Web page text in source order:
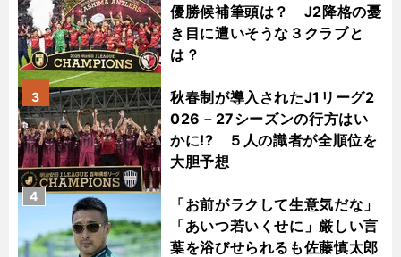
優勝候補筆頭は？ J2降格の憂
き目に遭いそうな３クラブと
は？
秋春制が導入されたJ1リーグ2
026－27シーズンの行方はい
かに!? ５人の識者が全順位を
大胆予想
3
「お前がラクして生意気だな」
「あいつ若いくせに」厳しい言
葉を浴びせられるも佐藤慎太郎
4